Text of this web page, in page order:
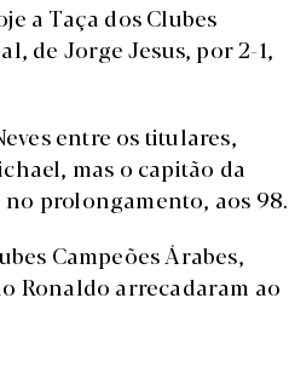
a Taça dos Clubes
de Jorge Jesus, por 2-1,
entre os titulares,
mas o capitão da
no prolongamento, aos 98.
Campeões Árabes,
Ronaldo arrecadaram ao